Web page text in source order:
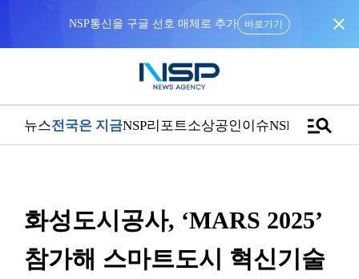
NSP통신을 구글 선호 매체로 추가 바로가기 close
뉴스전국은 지금NSP리포트소상공인이슈NSPTVmanage_search
화성도시공사, ‘MARS 2025’
참가해 스마트도시 혁신기술